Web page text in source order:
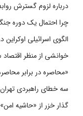
درباره لزوم گسترش
چرا احتمال یک دوره
الگوی اسرائیلی اوکراین
خوانشی از منظر اقتصاد
«محاصره در برابر
سه خطای راهبردی تهران
گذار خزر از «حاشیه